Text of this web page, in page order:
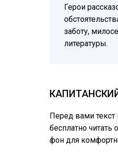
Герои
заботу,
литературы.
Перед вами текст
бесплатно читать
фон для